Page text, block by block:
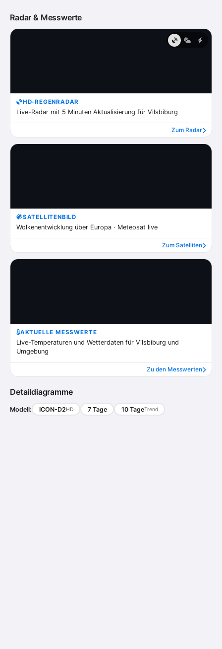
Radar & Messwerte
HD-REGENRADAR
Live-Radar mit 5 Minuten Aktualisierung für Vilsbiburg
Zum Radar
SATELLITENBILD
Wolkenentwicklung über Europa · Meteosat live
Zum Satelliten
AKTUELLE MESSWERTE
Live-Temperaturen und Wetterdaten für Vilsbiburg und
Umgebung
Zu den Messwerten
Detaildiagramme
Modell: ICON-D2HD 7 Tage 10 TageTrend